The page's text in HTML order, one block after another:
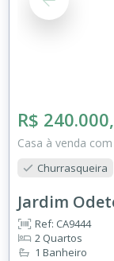
R$
Casa à venda
Churrasqueira
Jardim
Ref: CA9444
2 Quartos
1 Banheiro